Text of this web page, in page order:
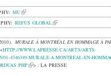
MU
REFUS GLOBAL
MURALE À MONTRÉAL EN HOMMAGE À
<HTTP://WWW.LAPRESSE.CA/ARTS/ARTS-
01-4346349-MURALE-A-MONTREAL-EN-
> : LA PRESSE